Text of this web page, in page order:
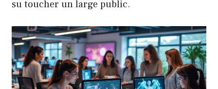
su toucher un large public.